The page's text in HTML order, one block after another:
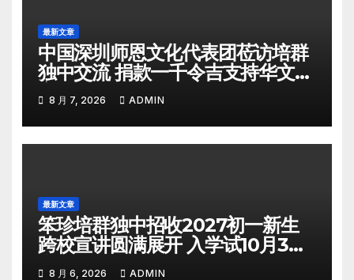
最新文章
中国深圳师恩文化代表团莅访培群
独中交流 捐款一千令吉支持华文教
育8 月 7, 2026 ADMIN
最新文章
笨珍培群独中招收2027初一新生
跨校宣讲圆满展开 入学试10月3日
举行
8 月 6, 2026 ADMIN